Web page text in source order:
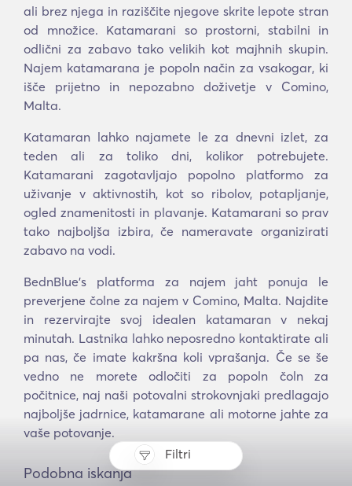
Filtri
ali brez njega in raziščite njegove skrite lepote stran
od množice. Katamarani so prostorni, stabilni in
odlični za zabavo tako velikih kot majhnih skupin.
Najem katamarana je popoln način za vsakogar, ki
išče prijetno in nepozabno doživetje v Comino,
Malta.
Katamaran lahko najamete le za dnevni izlet, za
teden ali za toliko dni, kolikor potrebujete.
Katamarani zagotavljajo popolno platformo za
uživanje v aktivnostih, kot so ribolov, potapljanje,
ogled znamenitosti in plavanje. Katamarani so prav
tako najboljša izbira, če nameravate organizirati
zabavo na vodi.
BednBlue's platforma za najem jaht ponuja le
preverjene čolne za najem v Comino, Malta. Najdite
in rezervirajte svoj idealen katamaran v nekaj
minutah. Lastnika lahko neposredno kontaktirate ali
pa nas, če imate kakršna koli vprašanja. Če se še
vedno ne morete odločiti za popoln čoln za
počitnice, naj naši potovalni strokovnjaki predlagajo
najboljše jadrnice, katamarane ali motorne jahte za
vaše potovanje.
Podobna iskanja